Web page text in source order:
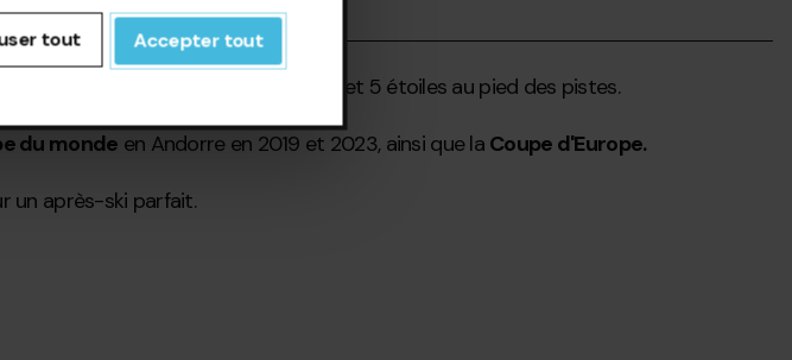
vous-même, cliquez sur «
tout Accepter tout
qualité, avec des hôtels de 4 et 5 étoiles au pied des pistes.
du monde en Andorre en 2019 et 2023, ainsi que la Coupe d'Europe.
un après-ski parfait.